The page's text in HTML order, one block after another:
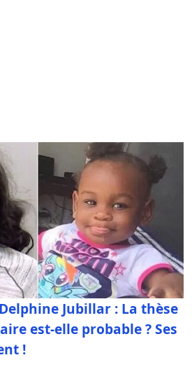
Jubillar : La thèse
est-elle probable ? Ses
!